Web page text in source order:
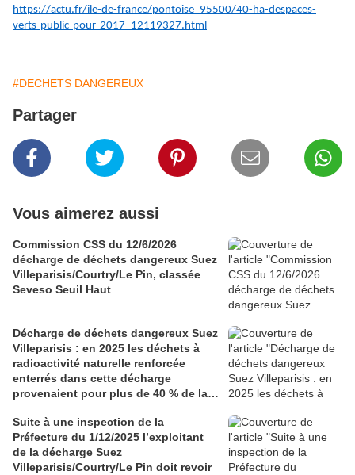
https://actu.fr/ile-de-france/pontoise_95500/40-ha-despaces-
verts-public-pour-2017_12119327.html
#DECHETS DANGEREUX
Partager
Vous aimerez aussi
Commission CSS du 12/6/2026
décharge de déchets dangereux Suez
Villeparisis/Courtry/Le Pin, classée
Seveso Seuil Haut
Décharge de déchets dangereux Suez
Villeparisis : en 2025 les déchets à
radioactivité naturelle renforcée
enterrés dans cette décharge
provenaient pour plus de 40 % de la
Suite à une inspection de la
Préfecture du 1/12/2025 l’exploitant
de la décharge Suez
Villeparisis/Courtry/Le Pin doit revoir